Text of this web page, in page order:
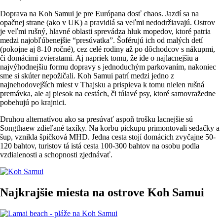
Doprava na Koh Samui je pre Európana dosť chaos. Jazdí sa na
opačnej strane (ako v UK) a pravidlá sa veľmi nedodržiavajú. Ostrov
je veľmi rušný, hlavné oblasti sprevádza hluk mopedov, ktoré patria
medzi najobľúbenejšie “presúvatka”. Šoférujú ich od malých detí
(pokojne aj 8-10 ročné), cez celé rodiny až po dôchodcov s nákupmi,
či domácimi zvieratami. Aj napriek tomu, že ide o najlacnejšiu a
najvýhodnejšiu formu dopravy s jednoduchým parkovaním, nakoniec
sme si skúter nepožičali. Koh Samui patrí medzi jedno z
najnehodovejších miest v Thajsku a prispieva k tomu nielen rušná
premávka, ale aj piesok na cestách, či túlavé psy, ktoré samovražedne
pobehujú po krajnici.
Druhou alternatívou ako sa presúvať aspoň trošku lacnejšie sú
Songthaew zdieľané taxíky. Na korbu pickupu primontovali sedačky a
šup, vznikla špičková MHD. Jedna cesta stojí domácich zvyčajne 50-
120 bahtov, turistov tá istá cesta 100-300 bahtov na osobu podla
vzdialenosti a schopnosti zjednávať.
Najkrajšie miesta na ostrove Koh Samui